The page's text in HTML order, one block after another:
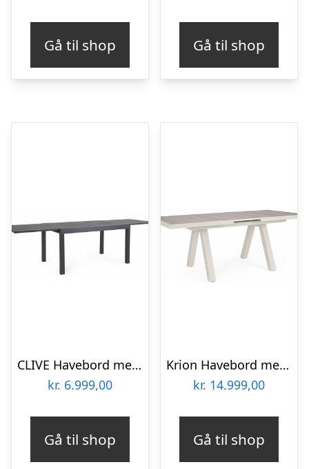
Gå til shop Gå til shop
CLIVE Havebord med udtræk i aluminium 135 – 270 x 90 cm – Antracit/Antracit trælook
kr. 6.999,00
Gå til shop
Krion Havebord med udtræk i aluminium og keramik 163 – 203 x 93 cm – Lysegrå/Gråbrun
kr. 14.999,00
Gå til shop